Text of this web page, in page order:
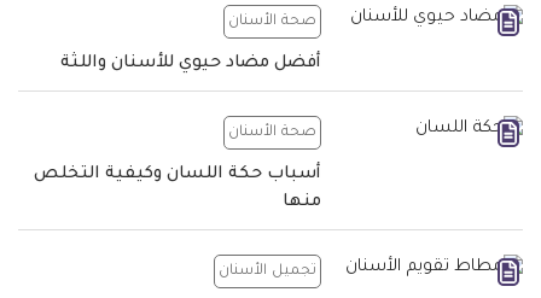
صحة الأسنان
أفضل مضاد حيوي للأسنان واللثة
صحة الأسنان
أسباب حكة اللسان وكيفية التخلص
منها
تجميل الأسنان